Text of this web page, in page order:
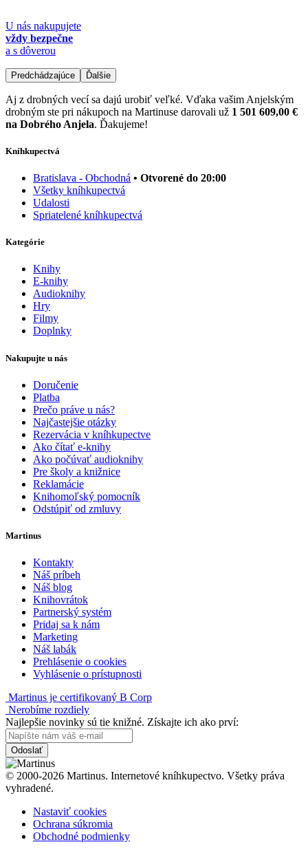
U nás nakupujete
vždy bezpečne
a s dôverou
Predchádzajúce Ďalšie
Aj z drobných vecí sa dajú urobiť veľké. Vďaka vašim Anjelským
drobným ste pri nákupoch na Martinuse darovali už 1 501 609,00 €
na Dobrého Anjela. Ďakujeme!
Kníhkupectvá
Bratislava - Obchodná • Otvorené do 20:00
Všetky kníhkupectvá
Udalosti
Spriatelené kníhkupectvá
Kategórie
Knihy
E-knihy
Audioknihy
Hry
Filmy
Doplnky
Nakupujte u nás
Doručenie
Platba
Prečo práve u nás?
Najčastejšie otázky
Rezervácia v kníhkupectve
Ako čítať e-knihy
Ako počúvať audioknihy
Pre školy a knižnice
Reklamácie
Knihomoľský pomocník
Odstúpiť od zmluvy
Martinus
Kontakty
Náš príbeh
Náš blog
Knihovrátok
Partnerský systém
Pridaj sa k nám
Marketing
Náš labák
Prehlásenie o cookies
Vyhlásenie o prístupnosti
Martinus je certifikovaný B Corp
Nerobíme rozdiely
Najlepšie novinky sú tie knižné. Získajte ich ako prví:
Odoslať
© 2000-2026 Martinus. Internetové kníhkupectvo. Všetky práva
vyhradené.
Nastaviť cookies
Ochrana súkromia
Obchodné podmienky